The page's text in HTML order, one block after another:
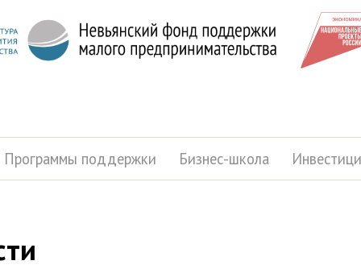
Программы поддержки Бизнес-школа